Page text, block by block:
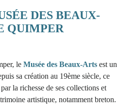
DES BEAUX-
QUIMPER
le Musée des Beaux-Arts est un
sa création au 19ème siècle, ce
la richesse de ses collections et
artistique, notamment breton.